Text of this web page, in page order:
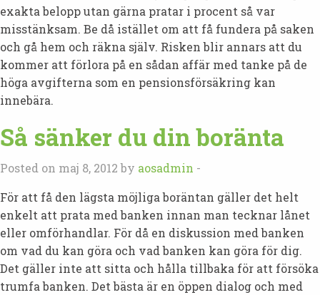
exakta belopp utan gärna pratar i procent så var
misstänksam. Be då istället om att få fundera på saken
och gå hem och räkna själv. Risken blir annars att du
kommer att förlora på en sådan affär med tanke på de
höga avgifterna som en pensionsförsäkring kan
innebära.
Så sänker du din boränta
Posted on maj 8, 2012 by aosadmin -
För att få den lägsta möjliga boräntan gäller det helt
enkelt att prata med banken innan man tecknar lånet
eller omförhandlar. För då en diskussion med banken
om vad du kan göra och vad banken kan göra för dig.
Det gäller inte att sitta och hålla tillbaka för att försöka
trumfa banken. Det bästa är en öppen dialog och med